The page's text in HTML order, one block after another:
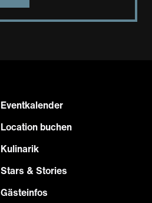
Footer
Hauptnavigation
Eventkalender
Location buchen
Kulinarik
Stars & Stories
Gästeinfos